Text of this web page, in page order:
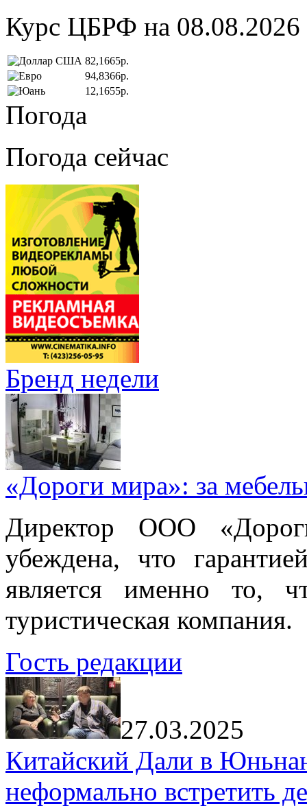
Курс ЦБРФ на 08.08.2026
82,1665р.
94,8366р.
12,1655р.
Погода
Погода сейчас
Бренд недели
«Дороги мира»: за
Директор ООО
убеждена, что
является именно то,
туристическая компания.
Гость редакции
27.03.2025
Китайский Дали в
неформально встретить